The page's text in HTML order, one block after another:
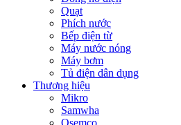
Quạt
Phích nước
Bếp điện từ
Máy nước nóng
Máy bơm
Tủ điện dân dụng
Thương hiệu
Mikro
Samwha
Osemco